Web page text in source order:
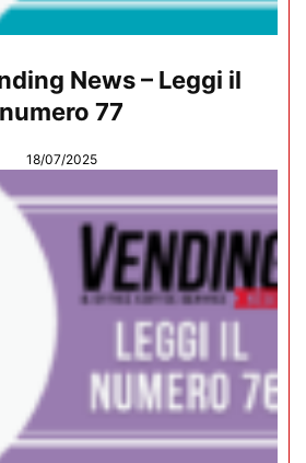
News – Leggi il
numero 77
18/07/2025